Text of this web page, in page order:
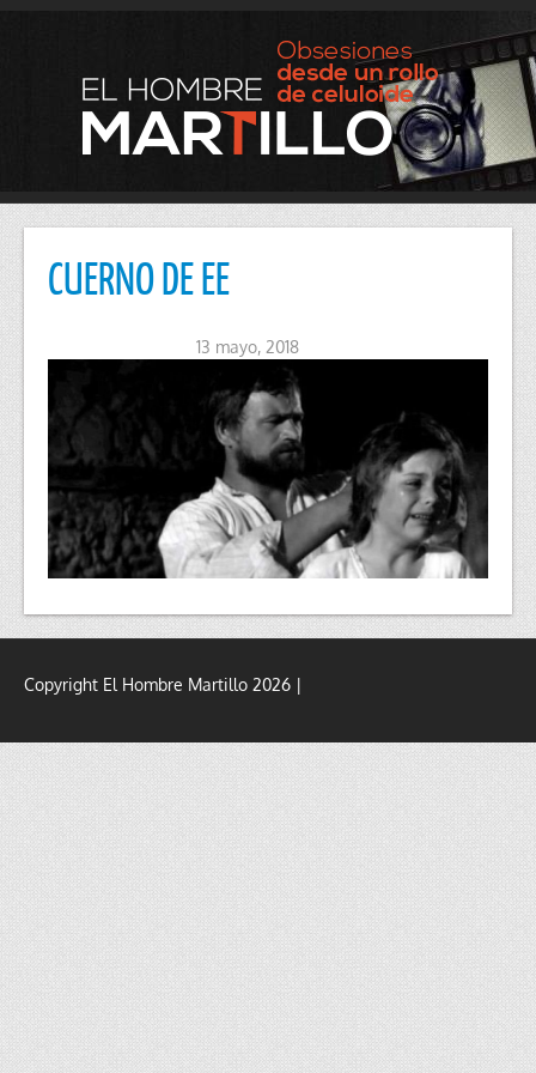
CUERNO DE EE
13 mayo, 2018
Copyright El Hombre Martillo 2026 |